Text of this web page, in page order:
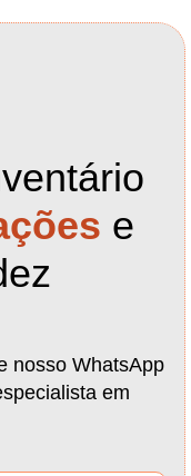
e
nosso WhatsApp
em